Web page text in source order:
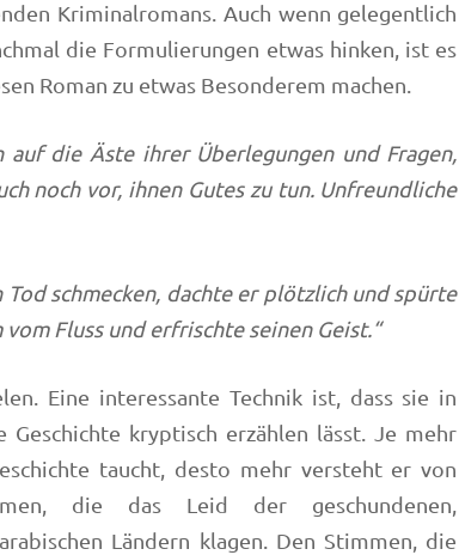
Kriminalromans. Auch wenn gelegentlich
die Formulierungen etwas hinken, ist es
Roman zu etwas Besonderem machen.
auf die Äste ihrer Überlegungen und Fragen,
noch vor, ihnen Gutes zu tun. Unfreundliche
schmecken, dachte er plötzlich und spürte
Fluss und erfrischte seinen Geist.“
Eine interessante Technik ist, dass sie in
kryptisch erzählen lässt. Je mehr
taucht, desto mehr versteht er von
die das Leid der geschundenen,
Ländern klagen. Den Stimmen, die